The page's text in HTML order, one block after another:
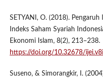
SETYANI, O. (2018).
Indeks Saham Syariah
Ekonomi Islam, 8(2), 213–238.
https://doi.org/10.32678/
Suseno, & Simorangkir, I.